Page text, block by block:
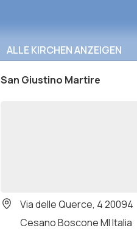
ALLE KIRCHEN ANZEIGEN
San Giustino Martire
Via delle Querce, 4 20094
Cesano Boscone MI Italia